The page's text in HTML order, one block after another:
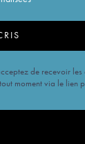
de recevoir
moment via le lien